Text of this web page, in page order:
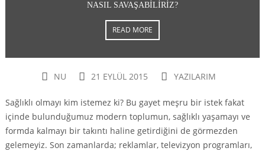
NASIL SAVAŞABILIRIZ?
READ MORE
NU 21 EYLÜL 2015 YAZILARIM
Sağlıklı olmayı kim istemez ki? Bu gayet meşru bir istek fakat
içinde bulunduğumuz modern toplumun, sağlıklı yaşamayı ve
formda kalmayı bir takıntı haline getirdiğini de görmezden
gelemeyiz. Son zamanlarda; reklamlar, televizyon programları,